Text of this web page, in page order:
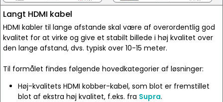
Langt HDMI kabel
HDMI kabler til lange afstande skal være af overordentlig god
kvalitet for at virke og give et stabilt billede i høj kvalitet over
den lange afstand, dvs. typisk over 10-15 meter.
Til formålet findes følgende hovedkategorier af løsninger:
Høj-kvalitets HDMI kobber-kabel, som blot er fremstillet
blot af ekstra høj kvalitet, f.eks. fra Supra.